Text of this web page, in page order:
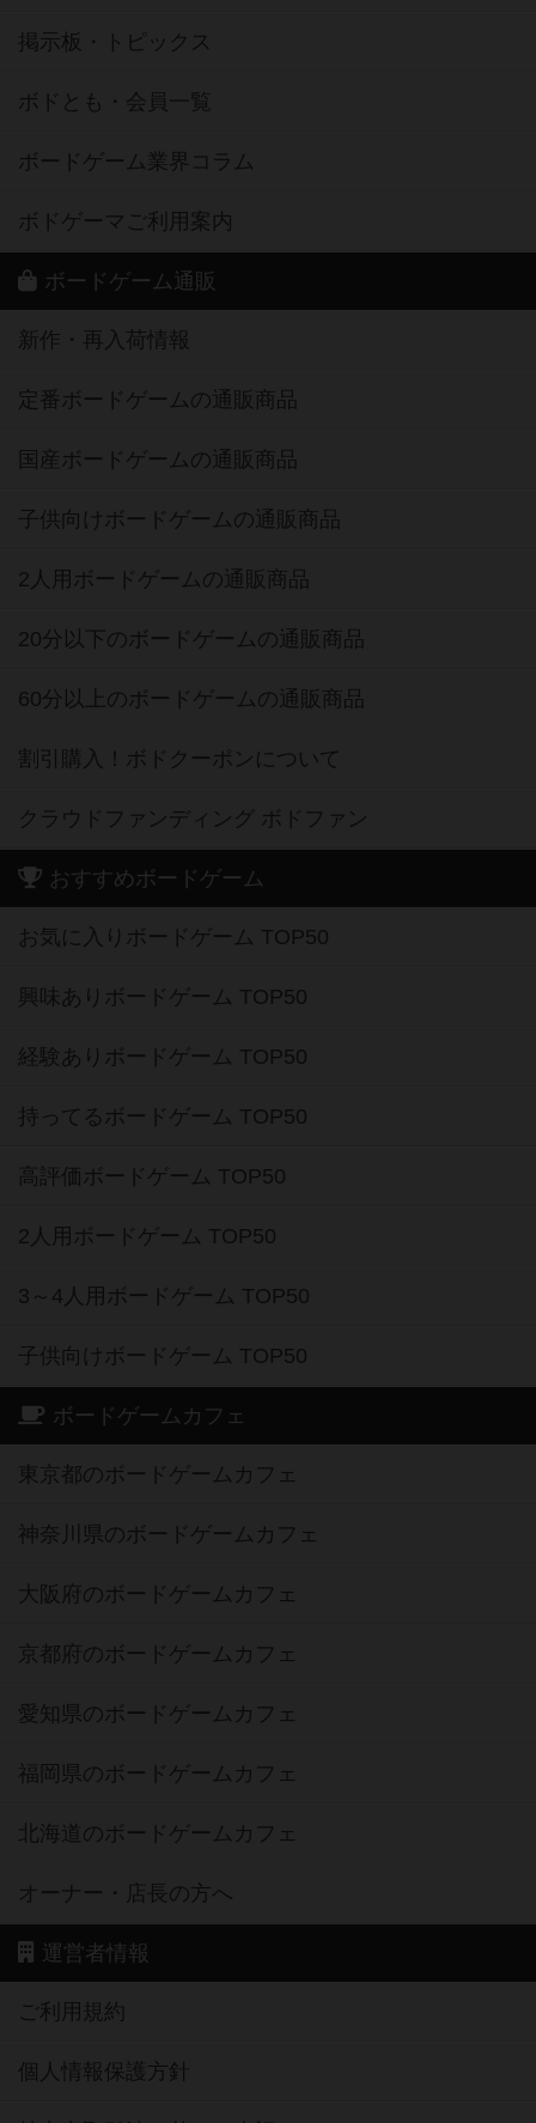
掲示板・トピックス
ボドとも・会員一覧
ボードゲーム業界コラム
ボドゲーマご利用案内
ボードゲーム通販
新作・再入荷情報
定番ボードゲームの通販商品
国産ボードゲームの通販商品
子供向けボードゲームの通販商品
2人用ボードゲームの通販商品
20分以下のボードゲームの通販商品
60分以上のボードゲームの通販商品
割引購入！ボドクーポンについて
クラウドファンディング ボドファン
おすすめボードゲーム
お気に入りボードゲーム TOP50
興味ありボードゲーム TOP50
経験ありボードゲーム TOP50
持ってるボードゲーム TOP50
高評価ボードゲーム TOP50
2人用ボードゲーム TOP50
3～4人用ボードゲーム TOP50
子供向けボードゲーム TOP50
ボードゲームカフェ
東京都のボードゲームカフェ
神奈川県のボードゲームカフェ
大阪府のボードゲームカフェ
京都府のボードゲームカフェ
愛知県のボードゲームカフェ
福岡県のボードゲームカフェ
北海道のボードゲームカフェ
オーナー・店長の方へ
運営者情報
ご利用規約
個人情報保護方針